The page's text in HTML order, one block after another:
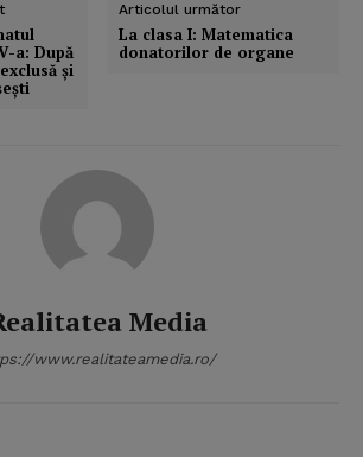
a: După
şi
Articolul următor
La clasa I: Matematica
donatorilor de organe
Media
www.realitateamedia.ro/